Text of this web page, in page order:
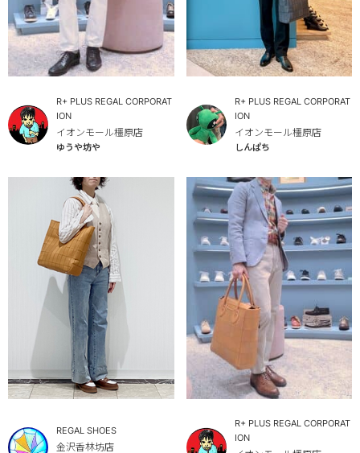
R+ PLUS REGAL CORPORAT
ION
イオンモール橿原店
ゆうや坊や
R+ PLUS REGAL CORPORAT
ION
イオンモール橿原店
しんぱち
REGAL SHOES
金沢香林坊店
R+ PLUS REGAL CORPORAT
ION